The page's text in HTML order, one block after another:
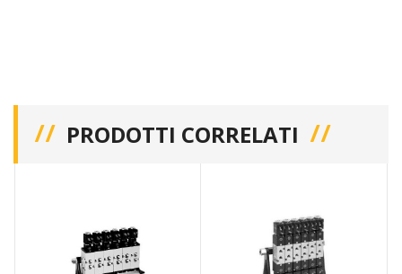
PRODOTTI CORRELATI